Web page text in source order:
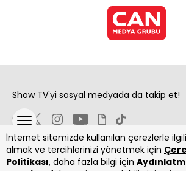
İnternet sitemizde kullanılan çerezlerle
almak ve tercihlerinizi yönetmek için
Politikası, daha fazla bilgi için
Show TV'yi sosyal medyada da takip et!